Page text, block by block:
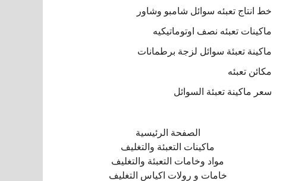
خط انتاج تعبئه سوائل شامبو وشاور
ماكينات تعبئه نصف اوتوماتيكيه
ماكينة تعبئة سوائل لزجة برطمانات
مكائن تعبئه
سعر ماكينة تعبئة السوائل
الصفحة الرئيسية
ماكينات التعبئة والتغليف
مواد وخامات التعبئة والتغليف
خامات و رولات اكياس التغليف